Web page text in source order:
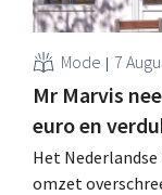
Mode 7
Mr Marvis
euro en
Het
omzet